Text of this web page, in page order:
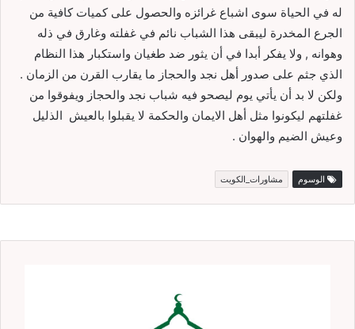
له في الحياة سوى اشباع غرائزه والحصول على كميات كافية من
الجرع المخدرة ليبقى هذا الشباب نائم في غفلته وغارق في ذله
وهوانه , ولا يفكر أبدا في أن يثور ضد طغيان واستكبار هذا النظام
الذي جثم على صدور أهل نجد والحجاز ما يقارب القرن من الزمان .
ولكن لا بد أن يأتي يوم ليصحو فيه شباب نجد والحجاز ويفوقوا من
غفلتهم ليكونوا مثل أهل الايمان والحكمة لا يقبلوا بالعيش الذليل
وعيش الضيم والهوان .
الوسوم مشاورات_الكويت